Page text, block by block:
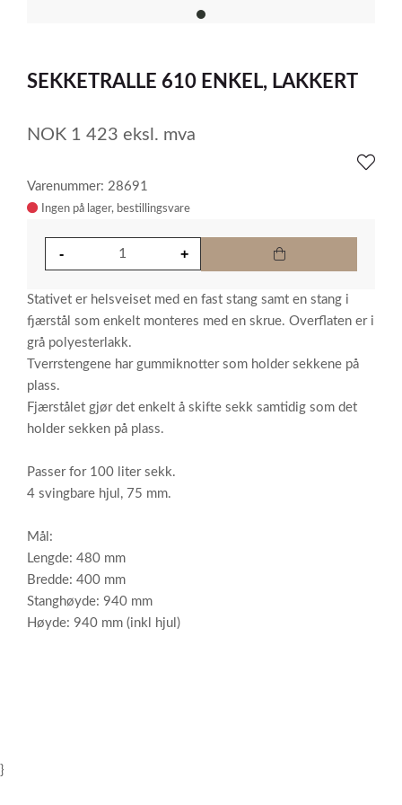
item
of
SEKKETRALLE 610 ENKEL, LAKKERT
NOK 1 423 eksl. mva
Varenummer: 28691
Ingen på lager
Stativet er helsveiset med en fast stang samt en stang i
fjærstål som enkelt monteres med en skrue. Overflaten er i
grå polyesterlakk.
Tverrstengene har gummiknotter som holder sekkene på
plass.
Fjærstålet gjør det enkelt å skifte sekk samtidig som det
holder sekken på plass.
Passer for 100 liter sekk.
4 svingbare hjul, 75 mm.
Mål:
Lengde: 480 mm
Bredde: 400 mm
Stanghøyde: 940 mm
Høyde: 940 mm (inkl hjul)
}